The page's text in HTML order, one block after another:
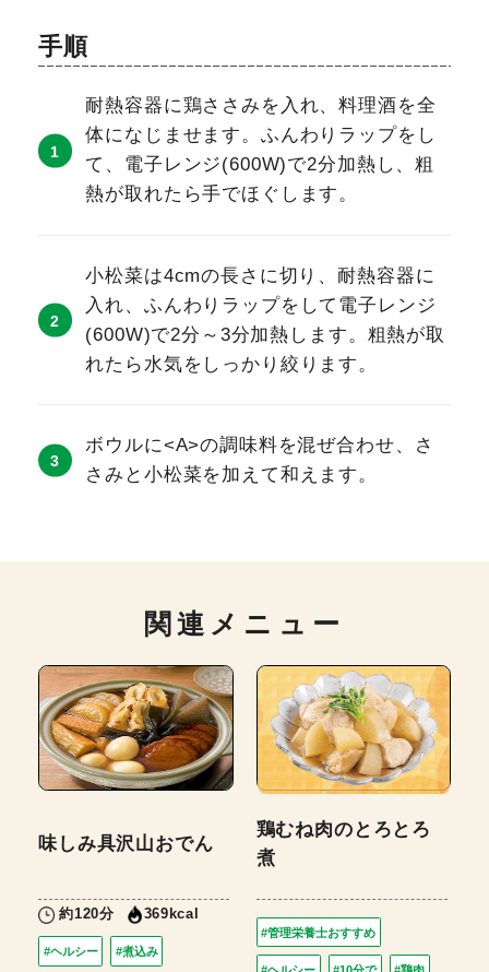
手順
耐熱容器に鶏ささみを入れ、料理酒を全
体になじませます。ふんわりラップをし
て、電子レンジ(600W)で2分加熱し、粗
熱が取れたら手でほぐします。
小松菜は4cmの長さに切り、耐熱容器に
入れ、ふんわりラップをして電子レンジ
(600W)で2分～3分加熱します。粗熱が取
れたら水気をしっかり絞ります。
ボウルに<A>の調味料を混ぜ合わせ、さ
さみと小松菜を加えて和えます。
関連メニュー
味しみ具沢山おでん
約120分 369kcal
#ヘルシー #煮込み
鶏むね肉のとろとろ
煮
#管理栄養士おすすめ